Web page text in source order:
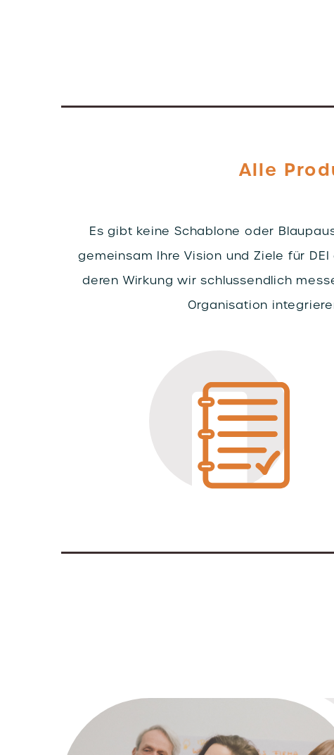
Alle
Es gibt keine Schablone oder
gemeinsam Ihre Vision und Ziele für
deren Wirkung wir schlussendlich
Organisation